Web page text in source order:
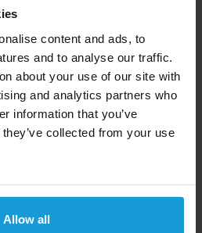
content and ads, to
and to analyse our traffic.
about your use of our site with
and analytics partners who
information that you’ve
collected from your use
Allow all
de hoofdstad woont. Het is
ter wereld.
met ernstige interne
kan wereldwijd
landen in de wereld. Kom
staan en laat ons het bedrijf